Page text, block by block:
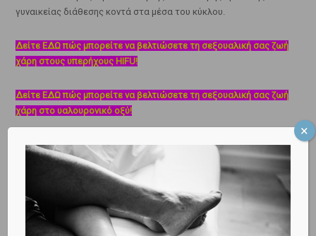
γυναικείας διάθεσης κοντά στα μέσα του κύκλου.
Δείτε ΕΔΩ πώς μπορείτε να βελτιώσετε τη σεξουαλική σας ζωή
χάρη στους υπερήχους HIFU!
Δείτε ΕΔΩ πώς μπορείτε να βελτιώσετε τη σεξουαλική σας ζωή
χάρη στο υαλουρονικό οξύ!
Κλείστε ΕΔΩ το ραντεβού σας, για να αντιμετωπίσουμε όποιο
γυναικολογικό θέμα, θέμα εγκυμοσύνης ή θέμα υπογονιμότητας